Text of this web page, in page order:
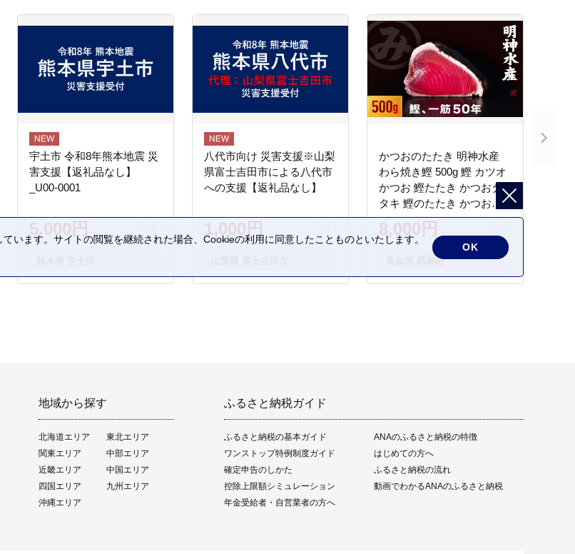
宇土市 令和8年熊本地震 災
害支援【返礼品なし】
_U00-0001
5,000円
八代市向け 災害支援※山梨
県富士吉田市による八代市
への支援【返礼品なし】
1,000円
かつおのたたき 明神水産
わら焼き鰹 500g 鰹 カツオ
かつお 鰹たたき かつおタ
タキ 鰹のたたき かつおの
タタキ 藁焼き わら焼き 魚
さかな 海鮮 刺身 お刺身 冷
凍 ご家庭用 グルメ 特産品
フト 贈答品 人気 返礼品 ふ
8,000円
高知県 黒潮町
地域から探す
北海道エリア
東北エリア
関東エリア
中部エリア
近畿エリア
中国エリア
四国エリア
九州エリア
沖縄エリア
ふるさと納税ガイド
ふるさと納税の基本ガイド
ANAのふるさと納税の特徴
ワンストップ特例制度ガイド
はじめての方へ
確定申告のしかた
ふるさと納税の流れ
控除上限額シミュレーション
動画でわかるANAのふるさと納税
年金受給者・自営業者の方へ
います。サイトの閲覧を継続された場合、Cookieの利用に同意したことものといたします。
OK